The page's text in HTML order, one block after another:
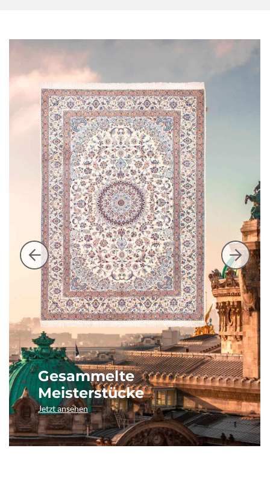
Gesammelte
Meisterstücke
Jetzt ansehen